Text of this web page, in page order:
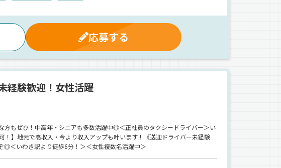
応募する
経験歓迎！女性活躍
方もぜひ！中高年・シニアも多数活躍中◎＜正社員のタクシードライバー＞い
】地元で高収入・今より収入アップも叶います！《送迎ドライバー未経験
◎＜いわき駅より徒歩6分！＞＜女性複数名活躍中＞